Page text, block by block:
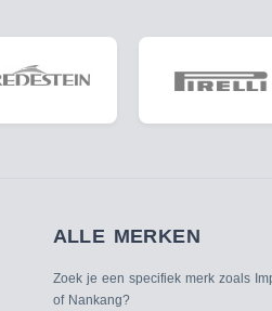
ALLE MERKEN
Zoek je een specifiek merk zoals
of Nankang?